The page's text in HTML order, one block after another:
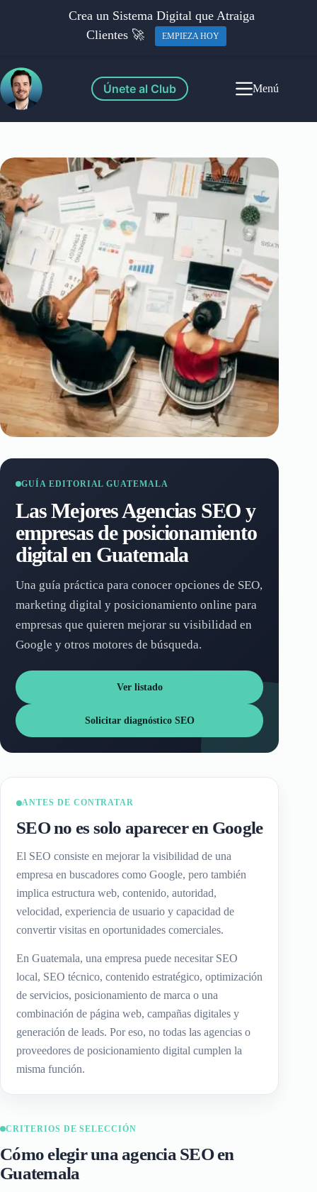
Únete al Club Menú
GUÍA EDITORIAL GUATEMALA
Las Mejores Agencias SEO y
empresas de posicionamiento
digital en Guatemala
Una guía práctica para conocer opciones de SEO,
marketing digital y posicionamiento online para
empresas que quieren mejorar su visibilidad en
Google y otros motores de búsqueda.
Ver listado
Solicitar diagnóstico SEO
ANTES DE CONTRATAR
SEO no es solo aparecer en Google
El SEO consiste en mejorar la visibilidad de una
empresa en buscadores como Google, pero también
implica estructura web, contenido, autoridad,
velocidad, experiencia de usuario y capacidad de
convertir visitas en oportunidades comerciales.
En Guatemala, una empresa puede necesitar SEO
local, SEO técnico, contenido estratégico, optimización
de servicios, posicionamiento de marca o una
combinación de página web, campañas digitales y
generación de leads. Por eso, no todas las agencias o
proveedores de posicionamiento digital cumplen la
misma función.
CRITERIOS DE SELECCIÓN
Cómo elegir una agencia SEO en
Guatemala
Crea un Sistema Digital que Atraiga
Clientes 🚀
EMPIEZA HOY